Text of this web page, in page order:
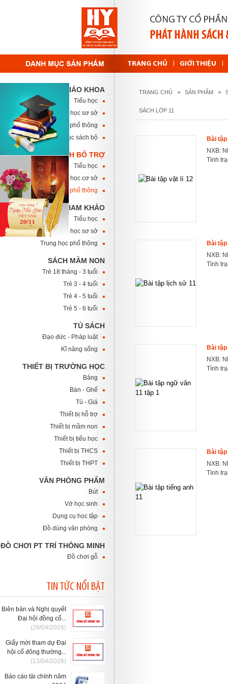
TRANG CHỦ GIỚI THIỆU
SÁCH GIÁO KHOA
Tiểu học
Trung học sơ sở
Trung học phổ thông
Danh mục sách bộ
SÁCH BỔ TRỢ
Tiểu học
Trung học cơ sở
Trung học phổ thông
SÁCH THAM KHẢO
Tiểu học
Trung học sơ sở
Trung học phổ thông
SÁCH MẦM NON
Trẻ 18 tháng - 3 tuổi
Trẻ 3 - 4 tuổi
Trẻ 4 - 5 tuổi
Trẻ 5 - 6 tuổi
TỦ SÁCH
Đạo đức - Pháp luật
Kĩ năng sống
THIẾT BỊ TRƯỜNG HỌC
Bảng
Bàn - Ghế
Tủ - Giá
Thiết bị hỗ trợ
Thiết bị mầm non
Thiết bị tiểu học
Thiết bị THCS
Thiết bị THPT
VĂN PHÒNG PHẨM
Bút
Vở học sinh
Dụng cụ học tập
Đồ dùng văn phòng
ĐỒ CHƠI PT TRÍ THÔNG MINH
Đồ chơi gỗ
TIN TỨC NỔI BẬT
Biên bản và Nghị quyết
Đại hội đồng cổ...
(28/04/2026)
Giấy mời tham dự Đại
hội cổ đông thường...
(13/04/2026)
Báo cáo tài chính năm
TRANG CHỦ SẢN PHẨM
SÁCH LỚP 11
Bài
NXB:
Tình
Bài
NXB:
Tình
Bài
NXB:
Tình
Bài
NXB:
Tình